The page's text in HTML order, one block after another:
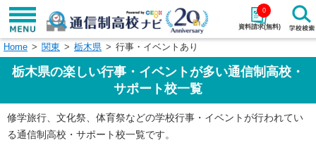
資料請求(無料)
0
学校名で探す
エリアから探す 特徴から探す
Home 関東 栃木県 行事・イベントあり
栃木県の楽しい行事・イベントが多い通信制高校・
サポート校一覧
修学旅行、文化祭、体育祭などの学校行事・イベントが行われてい
る通信制高校・サポート校一覧です。